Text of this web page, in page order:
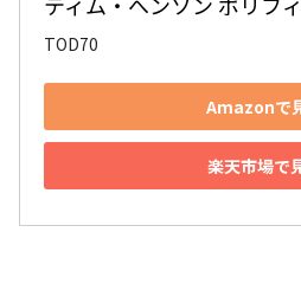
TOD70
Amazonで
楽天市場で